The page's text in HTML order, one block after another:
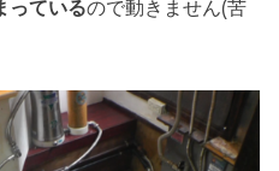
っているので動きません(苦